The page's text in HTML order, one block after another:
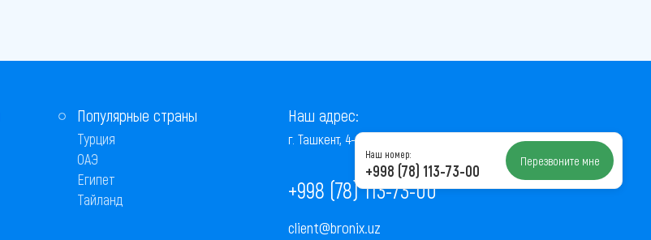
Популярные страны
Турция
ОАЭ
Египет
Тайланд
Наш адрес:
г. Ташкент, 4-й проезд Ниёзбек Йули, 7
+998 (78) 113-73-00
client@bronix.uz
Наш номер:
+998 (78) 113-73-00 Перезвоните мне